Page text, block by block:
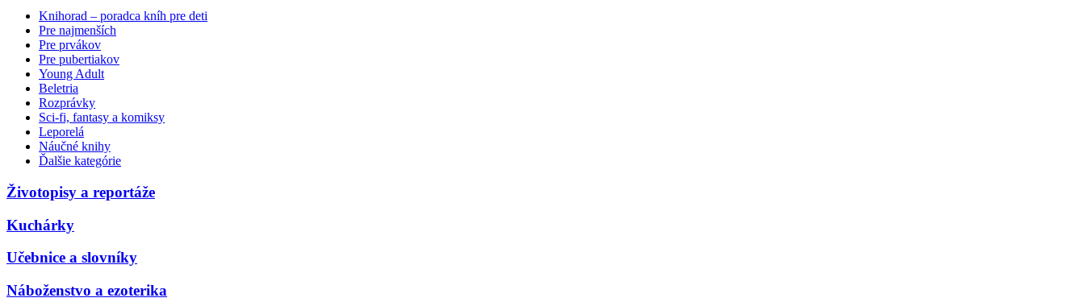
Knihorad – poradca kníh pre deti
Pre najmenších
Pre prvákov
Pre pubertiakov
Young Adult
Beletria
Rozprávky
Sci-fi, fantasy a komiksy
Leporelá
Náučné knihy
Ďalšie kategórie
Životopisy a reportáže
Kuchárky
Učebnice a slovníky
Náboženstvo a ezoterika